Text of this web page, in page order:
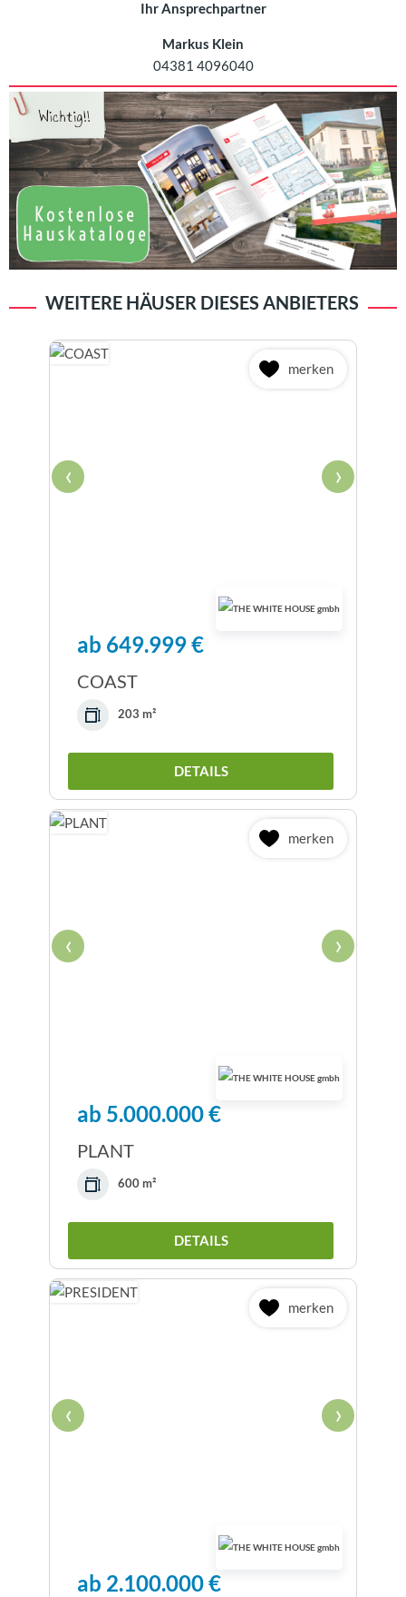
Ihr Ansprechpartner
Markus Klein
04381 4096040
WEITERE HÄUSER DIESES ANBIETERS
merken
‹ ›
ab 649.999 €
COAST
203 m²
DETAILS
merken
‹ ›
ab 5.000.000 €
PLANT
600 m²
DETAILS
merken
‹ ›
ab 2.100.000 €